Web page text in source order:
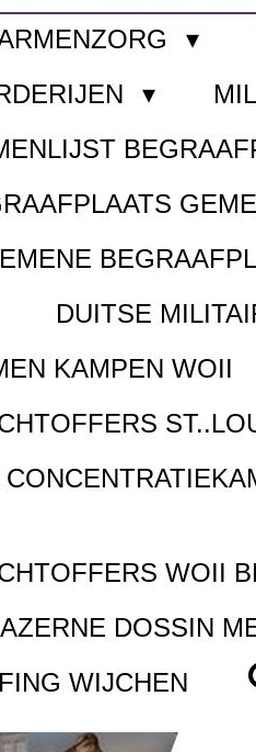
DUITSE
KAMPEN WOII
WOII
DOSSIN
WIJCHEN